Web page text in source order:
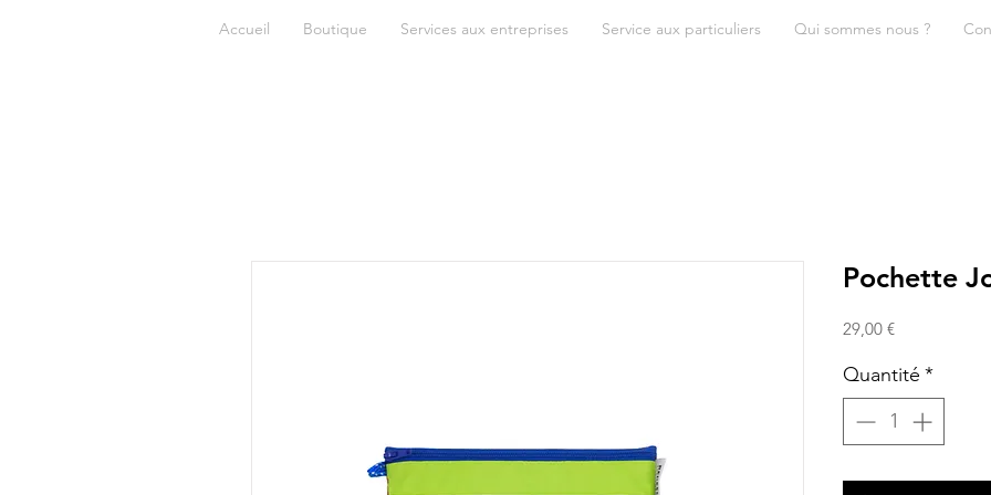
Accueil Boutique Services aux entreprises Service aux particuliers Qui sommes nous ?
Pochette
29,00 €Prix
Quantité *